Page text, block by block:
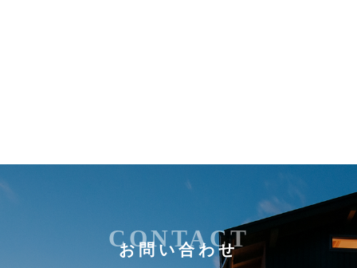
お問い合わせ
CONTACT